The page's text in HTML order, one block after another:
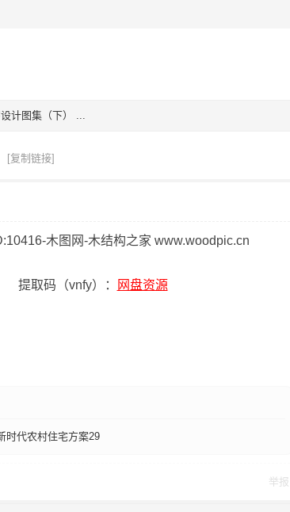
计图集（下） ...
[复制链接]
提取码（vnfy）： 网盘资源
时代农村住宅方案29
举报